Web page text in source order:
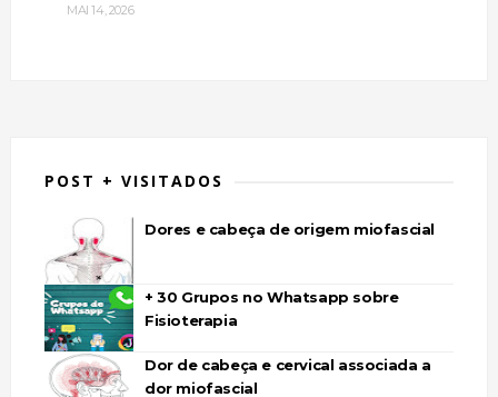
MAI 14, 2026
POST + VISITADOS
Dores e cabeça de origem miofascial
+ 30 Grupos no Whatsapp sobre
Fisioterapia
Dor de cabeça e cervical associada a
dor miofascial